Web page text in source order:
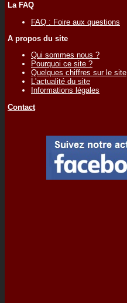
La FAQ
FAQ : Foire aux questions
A propos du site
Qui sommes nous ?
Pourquoi ce site ?
Quelques chiffres sur le site
L'actualité du site
Informations légales
Contact